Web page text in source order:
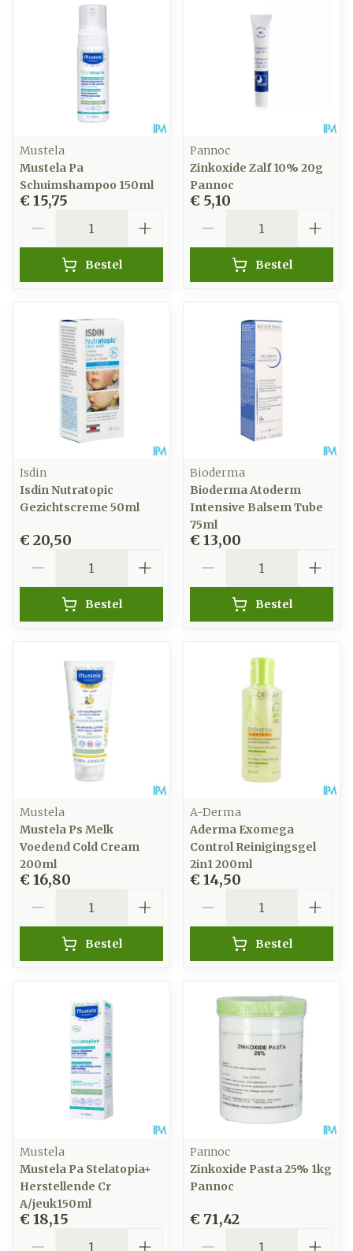
Mustela
Mustela Pa
Schuimshampoo 150ml
€ 15,75
Bestel
Pannoc
Zinkoxide Zalf 10% 20g
Pannoc
€ 5,10
Bestel
Isdin
Isdin Nutratopic
Gezichtscreme 50ml
€ 20,50
Bestel
Bioderma
Bioderma Atoderm
Intensive Balsem Tube
75ml
€ 13,00
Bestel
Mustela
Mustela Ps Melk
Voedend Cold Cream
200ml
€ 16,80
Bestel
A-Derma
Aderma Exomega
Control Reinigingsgel
2in1 200ml
€ 14,50
Bestel
Mustela
Mustela Pa Stelatopia+
Herstellende Cr
A/jeuk150ml
€ 18,15
Pannoc
Zinkoxide Pasta 25% 1kg
Pannoc
€ 71,42